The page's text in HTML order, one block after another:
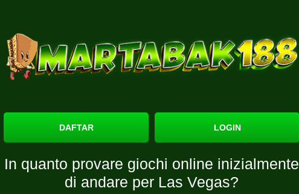
DAFTAR LOGIN
In quanto provare giochi online inizialmente
di andare per Las Vegas?